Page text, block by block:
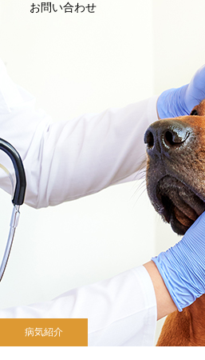
お問い合わせ
病気紹介